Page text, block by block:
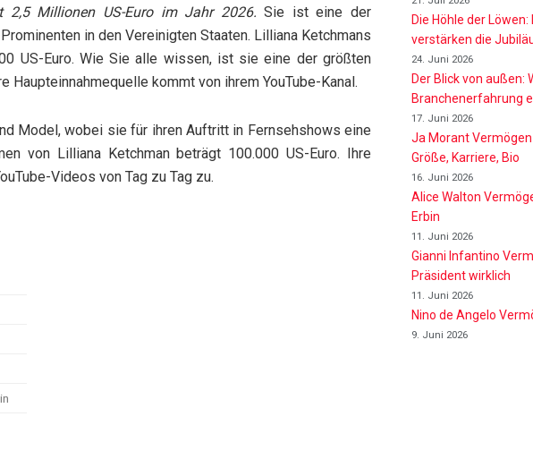
2,5 Millionen US-Euro im Jahr 2026. Sie ist eine der
in den Vereinigten Staaten. Lilliana Ketchmans
US-Euro. Wie Sie alle wissen, ist sie eine der größten
Haupteinnahmequelle kommt von ihrem YouTube-Kanal.
Model, wobei sie für ihren Auftritt in Fernsehshows eine
von Lilliana Ketchman beträgt 100.000 US-Euro. Ihre
Videos von Tag zu Tag zu.
Die Höhle der
verstärken die
24. Juni 2026
Der Blick von außen:
Branchenerfahrung
17. Juni 2026
Ja Morant
Größe, Karriere, Bio
16. Juni 2026
Alice Walton
Erbin
11. Juni 2026
Gianni Infantino
Präsident wirklich
11. Juni 2026
Nino de Angelo
9. Juni 2026